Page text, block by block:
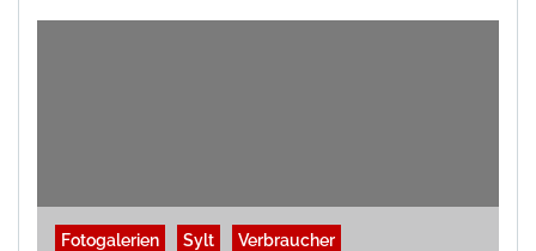
Fotogalerien Sylt Verbraucher